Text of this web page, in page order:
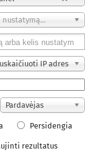
IP adres
Pardavėjas
Persidengia
rezultatus